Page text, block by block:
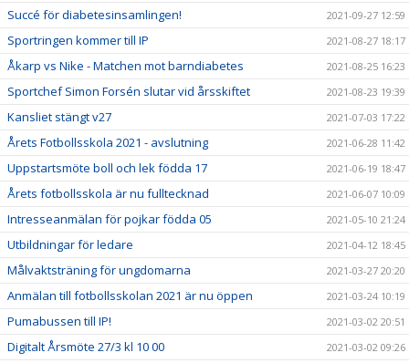
Succé för diabetesinsamlingen! 2021-09-27 12:59
Sportringen kommer till IP 2021-08-27 18:17
Åkarp vs Nike - Matchen mot barndiabetes 2021-08-25 16:23
Sportchef Simon Forsén slutar vid årsskiftet 2021-08-23 19:39
Kansliet stängt v27 2021-07-03 17:22
Årets Fotbollsskola 2021 - avslutning 2021-06-28 11:42
Uppstartsmöte boll och lek födda 17 2021-06-19 18:47
Årets fotbollsskola är nu fulltecknad 2021-06-07 10:09
Intresseanmälan för pojkar födda 05 2021-05-10 21:24
Utbildningar för ledare 2021-04-12 18:45
Målvaktsträning för ungdomarna 2021-03-27 20:20
Anmälan till fotbollsskolan 2021 är nu öppen 2021-03-24 10:19
Pumabussen till IP! 2021-03-02 20:51
Digitalt Årsmöte 27/3 kl 10 00 2021-03-02 09:26